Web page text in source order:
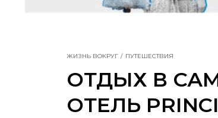
ЖИЗНЬ ВОКРУГ ПУТЕШЕСТВИЯ
ОТДЫХ В
ОТЕЛЬ